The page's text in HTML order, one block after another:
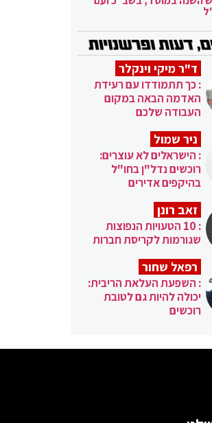
ד"ר מיקי וינקלר
: כך תתמודדו עם רעידת
האדמה הבאה במקום
העבודה שלכם
ניר שמול
: הישראלים לא עוצרים:
רוכשים נדל"ן בחו"ל
בהיקפים אדירים
זאב רונן
: 10 הטעויות הנפוצות
שגורמות לקריסת חברות
רפאל שחור
: השפעת העלאת הריבית:
יכולה להיות גם לטובת
רוכשים